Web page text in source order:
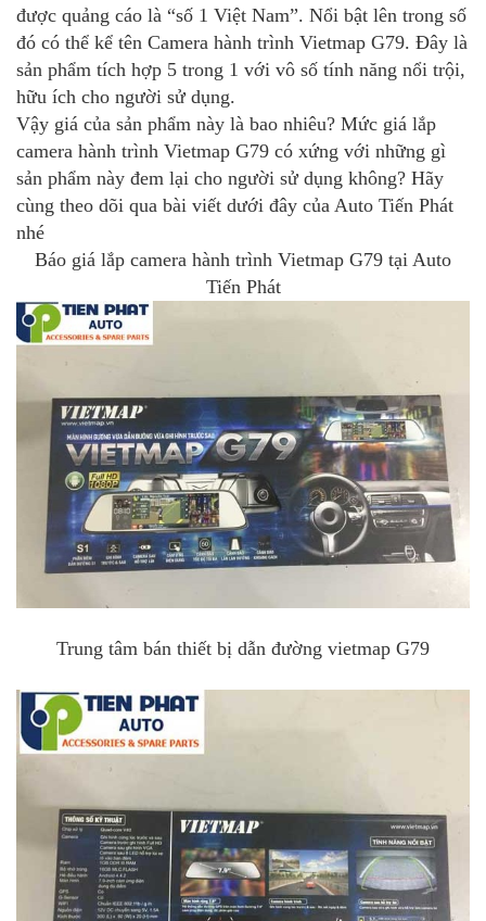
được quảng cáo là “số 1 Việt Nam”. Nổi bật lên trong số
đó có thể kể tên Camera hành trình Vietmap G79. Đây là
sản phẩm tích hợp 5 trong 1 với vô số tính năng nổi trội,
hữu ích cho người sử dụng.
Vậy giá của sản phẩm này là bao nhiêu? Mức giá lắp
camera hành trình Vietmap G79 có xứng với những gì
sản phẩm này đem lại cho người sử dụng không? Hãy
cùng theo dõi qua bài viết dưới đây của Auto Tiến Phát
nhé
Báo giá lắp camera hành trình Vietmap G79 tại Auto
Tiến Phát
Trung tâm bán thiết bị dẫn đường vietmap G79